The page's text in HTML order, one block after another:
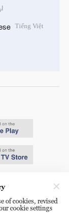
Tiếng Việt
of cookies, revised
cookie settings